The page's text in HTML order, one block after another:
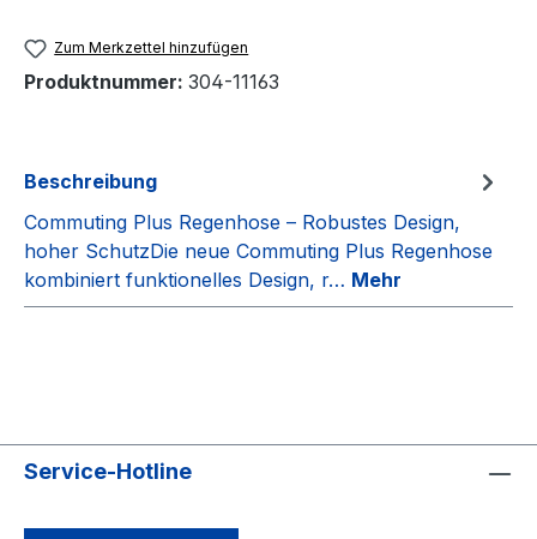
Zum Merkzettel hinzufügen
Produktnummer: 304-11163
Beschreibung
Commuting Plus Regenhose – Robustes Design,
hoher SchutzDie neue Commuting Plus Regenhose
kombiniert funktionelles Design, r… Mehr
Service-Hotline